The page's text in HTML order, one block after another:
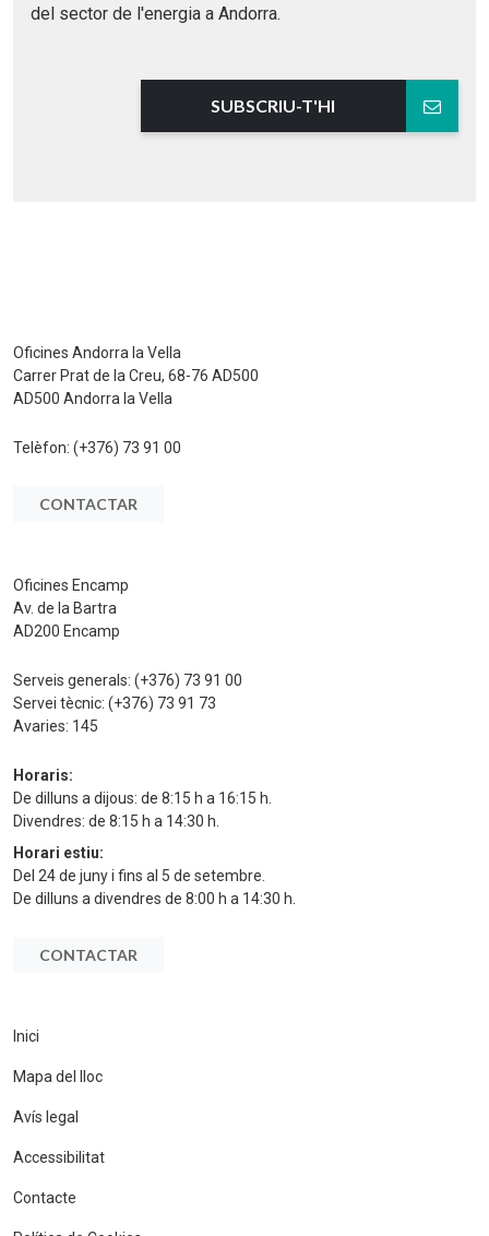
del sector de l'energia a Andorra.
SUBSCRIU-T'HI
Oficines Andorra la Vella
Carrer Prat de la Creu, 68-76 AD500
AD500 Andorra la Vella
Telèfon: (+376) 73 91 00
CONTACTAR
Oficines Encamp
Av. de la Bartra
AD200 Encamp
Serveis generals: (+376) 73 91 00
Servei tècnic: (+376) 73 91 73
Avaries: 145
Horaris:
De dilluns a dijous: de 8:15 h a 16:15 h.
Divendres: de 8:15 h a 14:30 h.
Horari estiu:
Del 24 de juny i fins al 5 de setembre.
De dilluns a divendres de 8:00 h a 14:30 h.
CONTACTAR
Inici
Mapa del lloc
Avís legal
Accessibilitat
Contacte